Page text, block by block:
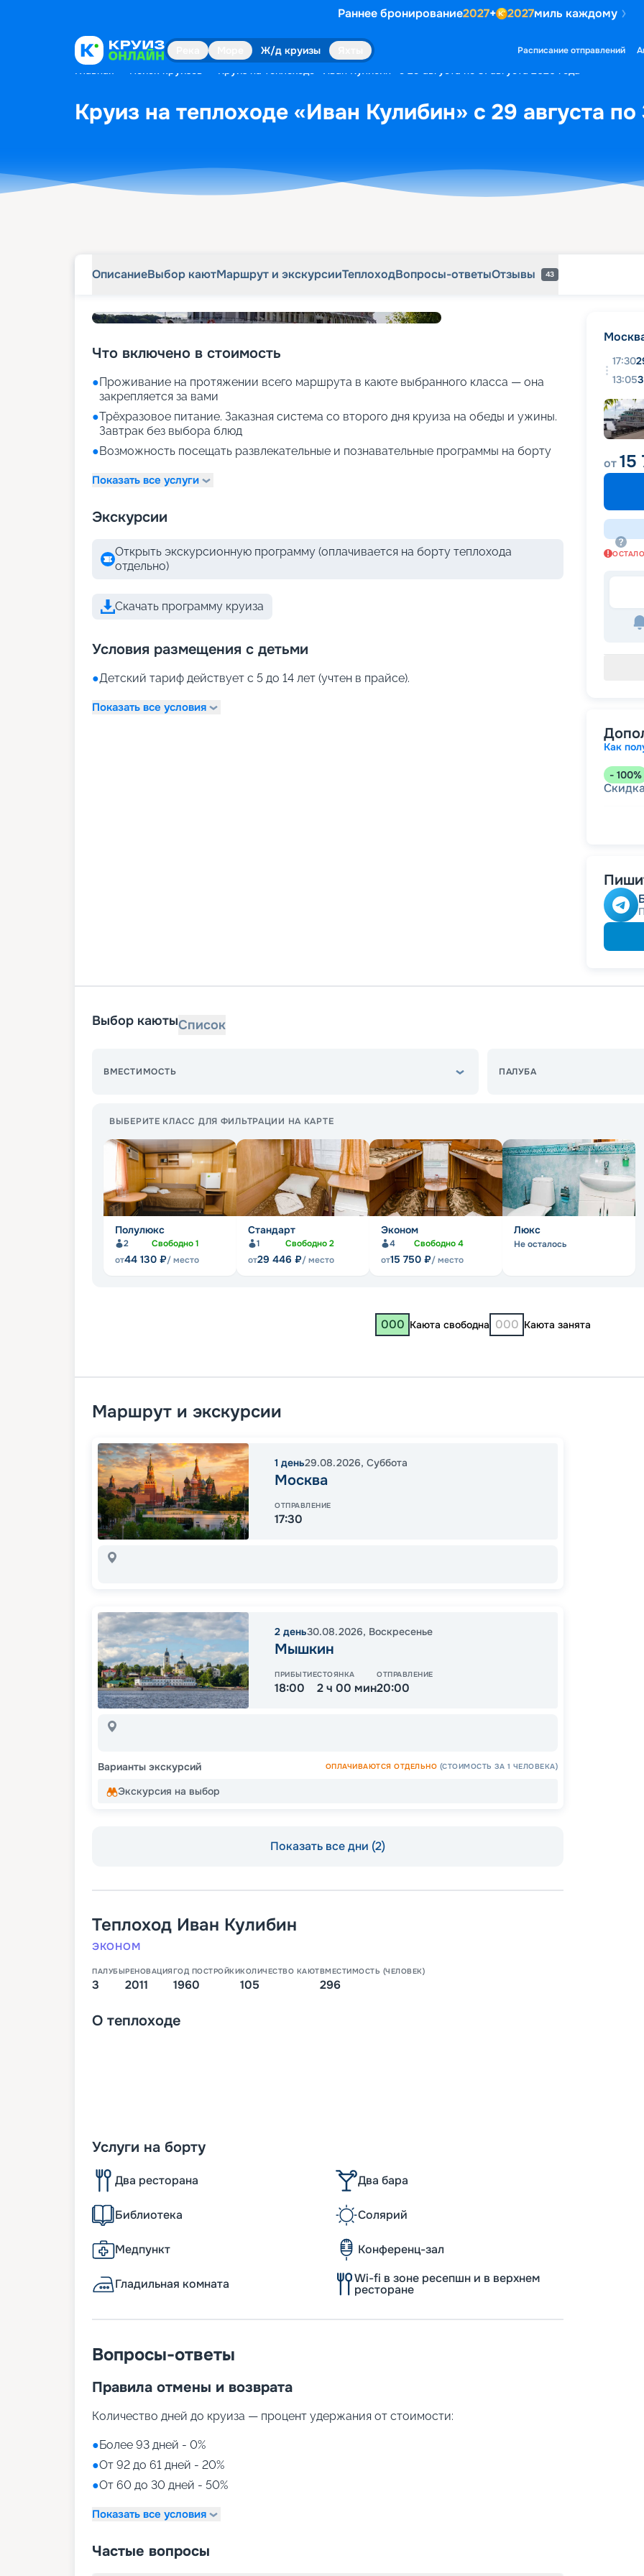
Раннее бронирование2027+ 2027миль каждому
Ж/д круизы Расписание отправлений
Главная Поиск круизов Круиз на теплоходе «Иван Кулибин» с 29 августа по 31 августа 2026 года
Круиз на теплоходе «Иван Кулибин» с 29 августа по
ОписаниеВыбор каютМаршрут и экскурсииТеплоходВопросы-ответыОтзывы 43
Что включено в стоимость
●Проживание на протяжении всего маршрута в каюте выбранного класса — она
закрепляется за вами
●Трёхразовое питание. Заказная система со второго дня круиза на обеды и ужины.
Завтрак без выбора блюд
●Возможность посещать развлекательные и познавательные программы на борту
Показать все услуги
Экскурсии
Открыть экскурсионную программу (оплачивается на борту теплохода
отдельно)
Скачать программу круиза
Условия размещения с детьми
●Детский тариф действует с 5 до 14 лет (учтен в прайсе).
Показать все условия
17:30
13:05
от15
Как
- 100%
Скидка
Выбор каютыСписок
ВМЕСТИМОСТЬ ПАЛУБА
ВЫБЕРИТЕ КЛАСС ДЛЯ ФИЛЬТРАЦИИ НА КАРТЕ
Полулюкс
2 Свободно1
от44 130 ₽/ место
Стандарт
1 Свободно2
от29 446 ₽/ место
Эконом
4 Свободно4
от15 750 ₽/ место
Люкс
Не осталось
000 Каюта свободна 000 Каюта занята
Маршрут и экскурсии
1 день29.08.2026, Суббота
Москва
ОТПРАВЛЕНИЕ
17:30
2 день30.08.2026, Воскресенье
Мышкин
ПРИБЫТИЕ
18:00
СТОЯНКА
2 ч 00 мин
ОТПРАВЛЕНИЕ
20:00
Варианты экскурсий ОПЛАЧИВАЮТСЯ ОТДЕЛЬНО (СТОИМОСТЬ ЗА 1 ЧЕЛОВЕКА)
Экскурсия на выбор
Показать все дни (2)
Теплоход Иван Кулибин
ЭКОНОМ
ПАЛУБЫ
3
РЕНОВАЦИЯ
2011
ГОД ПОСТРОЙКИ
1960
КОЛИЧЕСТВО КАЮТ
105
ВМЕСТИМОСТЬ (ЧЕЛОВЕК)
296
О теплоходе
Услуги на борту
Два ресторана Два бара
Библиотека Солярий
Медпункт Конференц-зал
Гладильная комната Wi-fi в зоне ресепшн и в верхнем
ресторане
Вопросы-ответы
Правила отмены и возврата
Количество дней до круиза — процент удержания от стоимости:
●Более 93 дней - 0%
●От 92 до 61 дней - 20%
●От 60 до 30 дней - 50%
Показать все условия
Частые вопросы